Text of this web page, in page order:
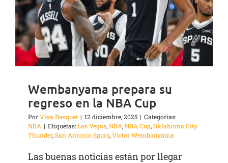
Wembanyama prepara su
regreso en la NBA Cup
PorViva Basquet | 12 diciembre, 2025 | Categorías:
NBA | Etiquetas:Las Vegas,NBA,NBA Cup,Oklahoma City
Thunder,San Antonio Spurs,Victor Wembanyama
Las buenas noticias están por llegar